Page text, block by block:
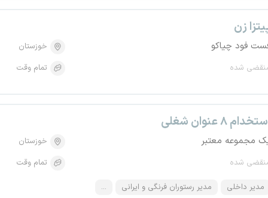
زن
فود چیاکو
شده
خوزستان
تمام وقت
۸ عنوان شغلی
مجموعه معتبر
شده
خوزستان
تمام وقت
مدیر داخلی مدیر رستوران فرنگی و ایرانی ...